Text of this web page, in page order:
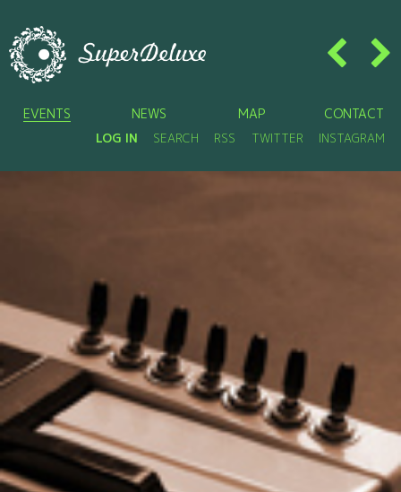
EVENTS NEWS MAP CONTACT
LOG IN SEARCH RSS TWITTER INSTAGRAM